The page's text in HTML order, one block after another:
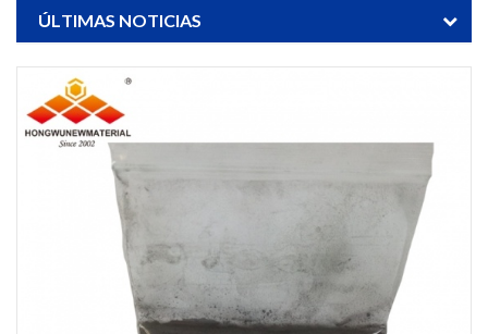
ÚLTIMAS NOTICIAS